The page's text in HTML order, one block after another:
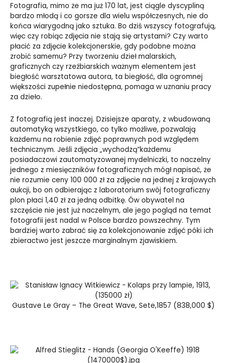
Fotografia, mimo że ma już 170 lat, jest ciągle dyscypliną
bardzo młodą i co gorsze dla wielu współczesnych, nie do
końca wiarygodną jako sztuka. Bo dziś wszyscy fotografują,
więc czy robiąc zdjęcia nie stają się artystami? Czy warto
płacić za zdjęcie kolekcjonerskie, gdy podobne można
zrobić samemu? Przy tworzeniu dzieł malarskich,
graficznych czy rzeźbiarskich ważnym elementem jest
biegłość warsztatowa autora, ta biegłość, dla ogromnej
większości zupełnie niedostępna, pomaga w uznaniu pracy
za dzieło.
Z fotografią jest inaczej. Dzisiejsze aparaty, z wbudowaną
automatyką wszystkiego, co tylko możliwe, pozwalają
każdemu na robienie zdjęć poprawnych pod względem
technicznym. Jeśli zdjęcia „wychodzą”każdemu
posiadaczowi zautomatyzowanej mydelniczki, to naczelny
jednego z miesięczników fotograficznych mógł napisać, że
nie rozumie ceny 100 000 zł za zdjęcie na jednej z krajowych
aukcji, bo on odbierając z laboratorium swój fotograficzny
plon płaci 1,40 zł za jedną odbitkę. Ów obywatel na
szczęście nie jest już naczelnym, ale jego pogląd na temat
fotografii jest nadal w Polsce bardzo powszechny. Tym
bardziej warto zabrać się za kolekcjonowanie zdjęć póki ich
zbieractwo jest jeszcze marginalnym zjawiskiem.
Gustave Le Gray – The Great Wave, Sete,1857 (838,000 $)